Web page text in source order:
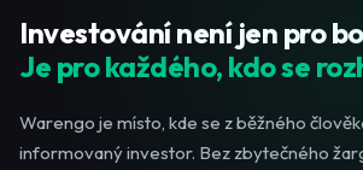
Investování není jen pro
Je pro každého, kdo se
Warengo je místo, kde se z běžného
informovaný investor. Bez zbytečného